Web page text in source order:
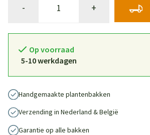
- +
Op voorraad
5-10 werkdagen
Handgemaakte plantenbakken
Verzending in Nederland & België
Garantie op alle bakken